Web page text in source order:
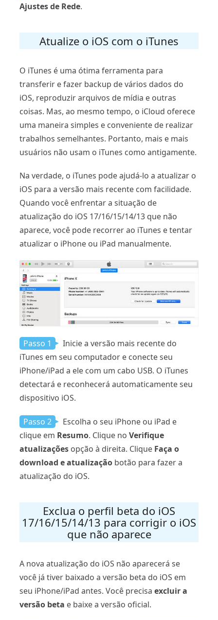
Ajustes de Rede.
Atualize o iOS com o iTunes
O iTunes é uma ótima ferramenta para
transferir e fazer backup de vários dados do
iOS, reproduzir arquivos de mídia e outras
coisas. Mas, ao mesmo tempo, o iCloud oferece
uma maneira simples e conveniente de realizar
trabalhos semelhantes. Portanto, mais e mais
usuários não usam o iTunes como antigamente.
Na verdade, o iTunes pode ajudá-lo a atualizar o
iOS para a versão mais recente com facilidade.
Quando você enfrentar a situação de
atualização do iOS 17/16/15/14/13 que não
aparece, você pode recorrer ao iTunes e tentar
atualizar o iPhone ou iPad manualmente.
Passo 1
Inicie a versão mais recente do
iTunes em seu computador e conecte seu
iPhone/iPad a ele com um cabo USB. O iTunes
detectará e reconhecerá automaticamente seu
dispositivo iOS.
Passo 2
Escolha o seu iPhone ou iPad e
clique em Resumo. Clique no Verifique
atualizações opção à direita. Clique Faça o
download e atualização botão para fazer a
atualização do iOS.
Exclua o perfil beta do iOS
17/16/15/14/13 para corrigir o iOS
que não aparece
A nova atualização do iOS não aparecerá se
você já tiver baixado a versão beta do iOS em
seu iPhone/iPad antes. Você precisa excluir a
versão beta e baixe a versão oficial.